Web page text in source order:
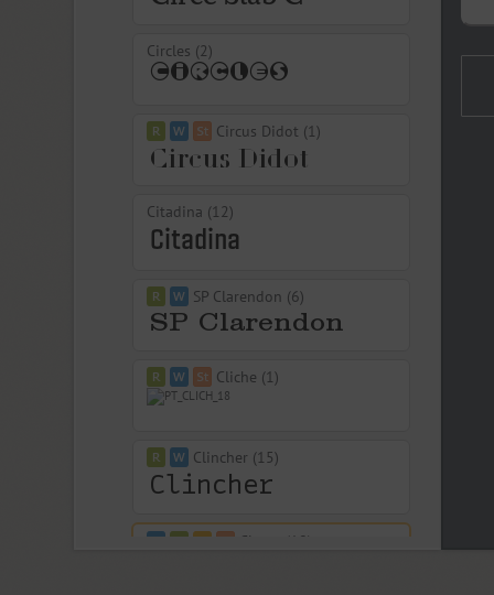
Circles (2)
Circus Didot (1)
Citadina (12)
SP Clarendon (6)
Cliche (1)
Clincher (15)
Closer (18)